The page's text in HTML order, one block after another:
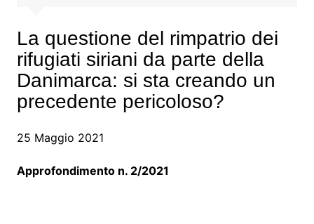
La questione del rimpatrio dei
rifugiati siriani da parte della
Danimarca: si sta creando un
precedente pericoloso?
25 Maggio 2021
Approfondimento n. 2/2021